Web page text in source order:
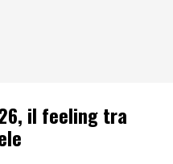
il feeling tra